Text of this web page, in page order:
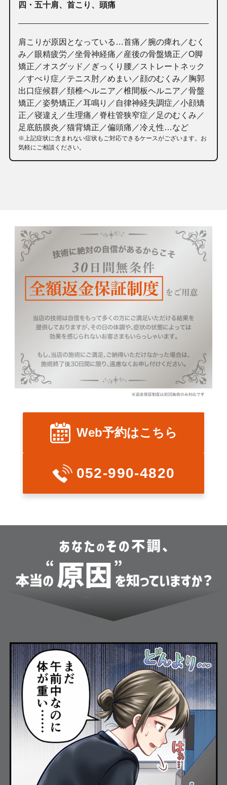
四・五十肩、首こり、頭痛
肩こりが原因となっている…首痛／腕の痺れ／むく
み／眼精疲労／坐骨神経痛／産後の骨盤矯正／O脚
矯正／オスグッド／ぎっくり腰／ストレートネック
／すべり症／テニス肘／めまい／顔のむくみ／胸郭
出口症候群／頚椎ヘルニア／椎間板ヘルニア／骨盤
矯正／姿勢矯正／耳鳴り／自律神経失調症／小顔矯
正／寝違え／生理痛／脊柱管狭窄症／足のむくみ／
足底筋膜炎／猫背矯正／偏頭痛／冷え性…など
※上記症状に含まれない症状もご対応できるケースがございます。お
気軽にご相談ください。
Web予約はこちら
052-990-4820